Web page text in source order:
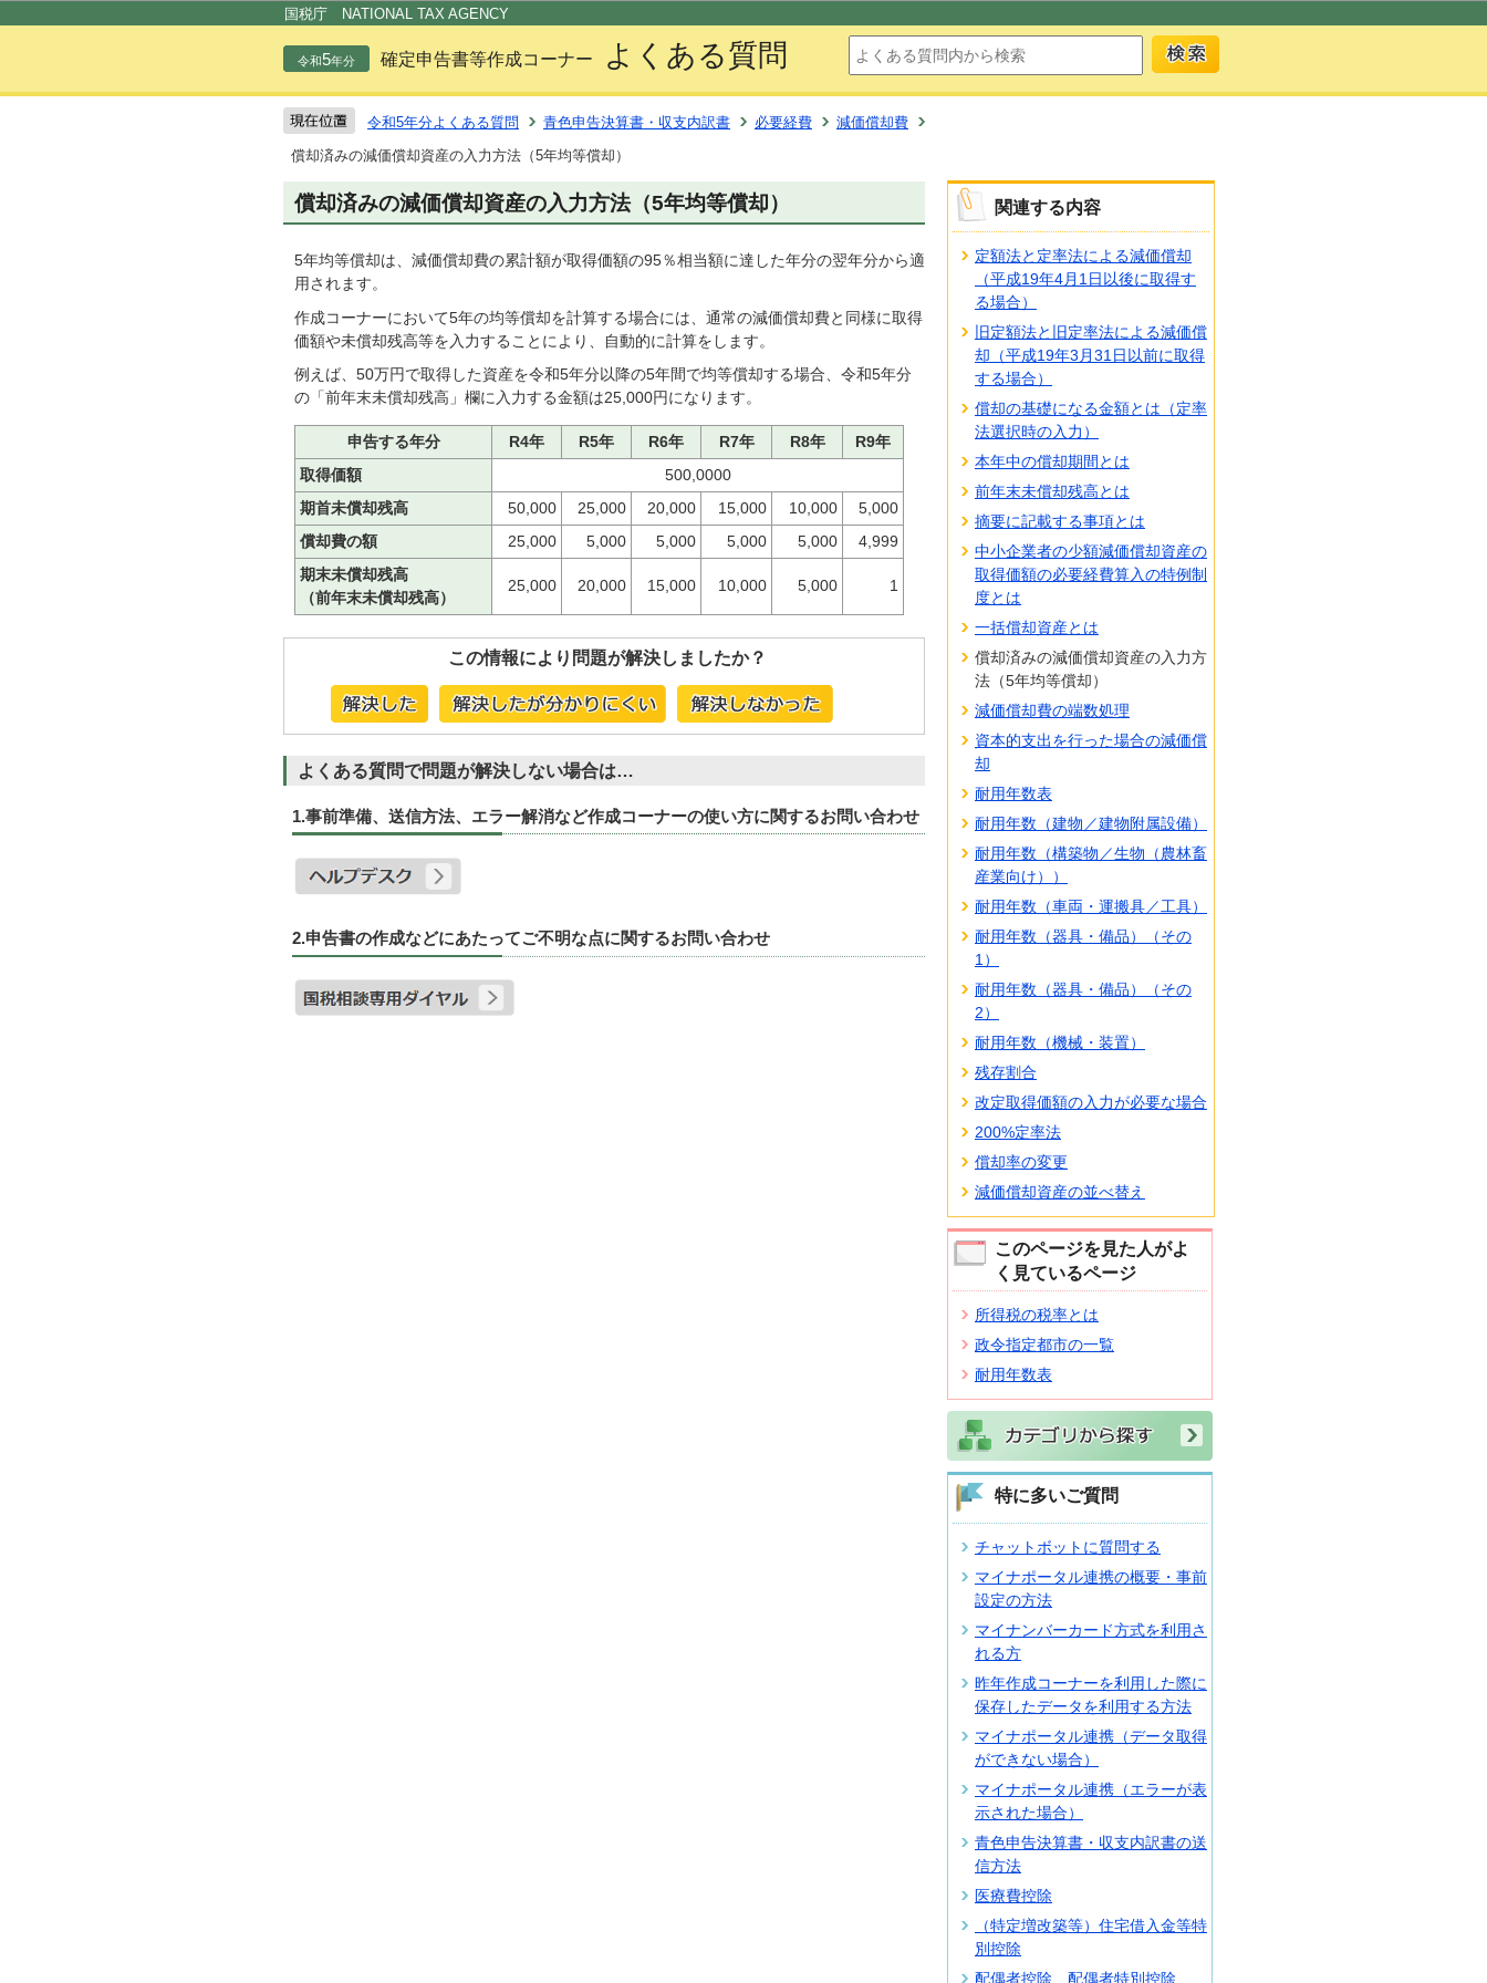
国税庁 NATIONAL TAX AGENCY
令和5年分 確定申告書等作成コーナー よくある質問
令和5年分よくある質問 青色申告決算書・収支内訳書 必要経費
減価償却費
償却済みの減価償却資産の入力方法（5年均等償却）
償却済みの減価償却資産の入力方法（5年均等償却）
5年均等償却は、減価償却費の累計額が取得価額の95％相当額に達した年分の翌年分から適
用されます。
作成コーナーにおいて5年の均等償却を計算する場合には、通常の減価償却費と同様に取得
価額や未償却残高等を入力することにより、自動的に計算をします。
例えば、50万円で取得した資産を令和5年分以降の5年間で均等償却する場合、令和5年分
の「前年末未償却残高」欄に入力する金額は25,000円になります。
申告する年分 R4年 R5年 R6年 R7年 R8年
R9年
取得価額
500,0000
期首未償却残高
50,000 25,000 20,000 15,000 10,000
5,000
償却費の額
25,000 5,000 5,000 5,000 5,000
4,999
期末未償却残高
（前年末未償却残高）
25,000 20,000 15,000 10,000 5,000 1
この情報により問題が解決しましたか？
よくある質問で問題が解決しない場合は…
1.事前準備、送信方法、エラー解消など作成コーナーの使い方に関するお問い合わせ
2.申告書の作成などにあたってご不明な点に関するお問い合わせ
関連する内容
定額法と定率法による減価償却
（平成19年4月1日以後に取得す
る場合）
旧定額法と旧定率法による減価償
却（平成19年3月31日以前に取得
する場合）
償却の基礎になる金額とは（定率
法選択時の入力）
本年中の償却期間とは
前年末未償却残高とは
摘要に記載する事項とは
中小企業者の少額減価償却資産の
取得価額の必要経費算入の特例制
度とは
一括償却資産とは
償却済みの減価償却資産の入力方
法（5年均等償却）
減価償却費の端数処理
資本的支出を行った場合の減価償
却
耐用年数表
耐用年数（建物／建物附属設備）
耐用年数（構築物／生物（農林畜
産業向け））
耐用年数（車両・運搬具／工具）
耐用年数（器具・備品）（その
1）
耐用年数（器具・備品）（その
2）
耐用年数（機械・装置）
残存割合
改定取得価額の入力が必要な場合
200%定率法
償却率の変更
減価償却資産の並べ替え
このページを見た人がよ
く見ているページ
所得税の税率とは
政令指定都市の一覧
耐用年数表
特に多いご質問
チャットボットに質問する
マイナポータル連携の概要・事前
設定の方法
マイナンバーカード方式を利用さ
れる方
昨年作成コーナーを利用した際に
保存したデータを利用する方法
マイナポータル連携（データ取得
ができない場合）
マイナポータル連携（エラーが表
示された場合）
青色申告決算書・収支内訳書の送
信方法
医療費控除
（特定増改築等）住宅借入金等特
別控除
配偶者控除、配偶者特別控除